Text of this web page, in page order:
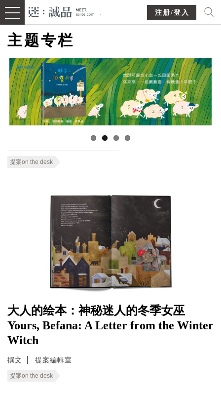
注册/登入
主题专栏
提案on the desk
大人的绘本：神秘迷人的冬季女巫
Yours, Befana: A Letter from the Winter
Witch
撰文 提案編輯室
提案on the desk